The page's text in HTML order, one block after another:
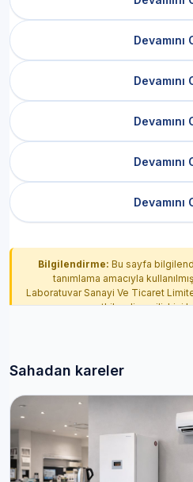
Devamını
Devamını
Devamını
Devamını
Devamını
Bilgilendirme: Bu sayfa
tanımlama amacıyla
Laboratuvar Sanayi Ve Ticaret
yetkilendirme ilişkisi
Sahadan kareler